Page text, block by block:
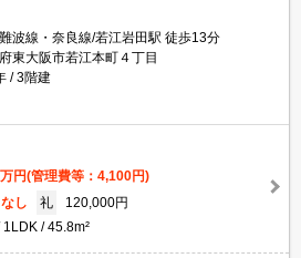
波線・奈良線/若江岩田駅 徒歩13分
東大阪市若江本町４丁目
3階建
万円(管理費等：4,100円)
なし 礼
120,000円
1LDK 45.8m²